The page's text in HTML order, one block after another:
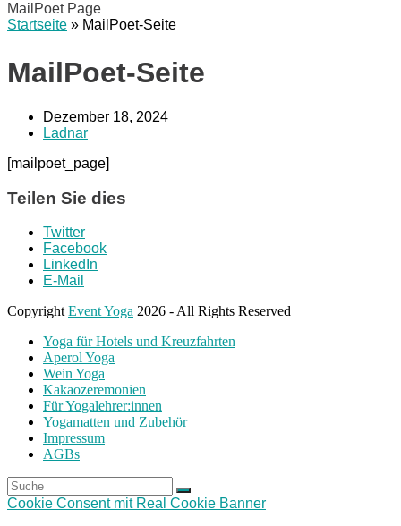
MailPoet Page
Startseite » MailPoet-Seite
MailPoet-Seite
Dezember 18, 2024
Ladnar
[mailpoet_page]
Teilen Sie dies
Twitter
Facebook
LinkedIn
E-Mail
Copyright Event Yoga 2026 - All Rights Reserved
Yoga für Hotels und Kreuzfahrten
Aperol Yoga
Wein Yoga
Kakaozeremonien
Für Yogalehrer:innen
Yogamatten und Zubehör
Impressum
AGBs
Suche
Senden
An
Cookie Consent mit Real Cookie Banner